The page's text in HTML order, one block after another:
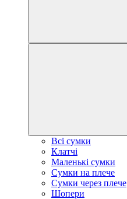
Всі сумки
Клатчі
Маленькі сумки
Сумки на плече
Сумки через плече
Шопери